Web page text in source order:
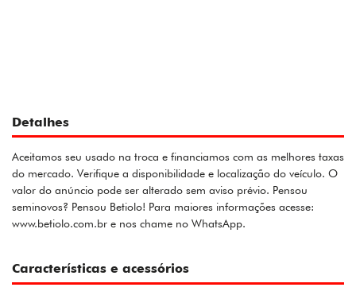
Detalhes
Aceitamos seu usado na troca e financiamos com as melhores taxas
do mercado. Verifique a disponibilidade e localização do veículo. O
valor do anúncio pode ser alterado sem aviso prévio. Pensou
seminovos? Pensou Betiolo! Para maiores informações acesse:
www.betiolo.com.br e nos chame no WhatsApp.
Características e acessórios